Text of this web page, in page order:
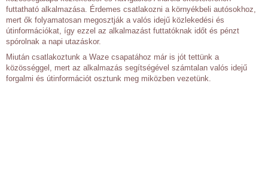
futtatható alkalmazása. Érdemes csatlakozni a környékbeli autósokhoz,
mert ők folyamatosan megosztják a valós idejű közlekedési és
útinformációkat, így ezzel az alkalmazást futtatóknak időt és pénzt
spórolnak a napi utazáskor.
Miután csatlakoztunk a Waze csapatához már is jót tettünk a
közösséggel, mert az alkalmazás segítségével számtalan valós idejű
forgalmi és útinformációt osztunk meg miközben vezetünk.